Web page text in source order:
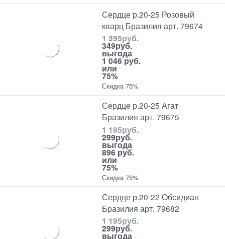
Сердце р.20-25 Розовый
кварц Бразилия арт. 79674
1 395руб.
349руб.
выгода
1 046 руб.
или
75%
Скидка 75%
Сердце р.20-25 Агат
Бразилия арт. 79675
1 195руб.
299руб.
выгода
896 руб.
или
75%
Скидка 75%
Сердце р.20-22 Обсидиан
Бразилия арт. 79682
1 195руб.
299руб.
выгода